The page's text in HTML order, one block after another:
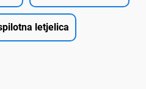
letjelica